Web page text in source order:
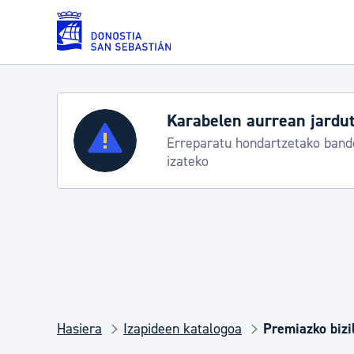
Eduki nagusira joan
Zerbitzuak
Errolda eta gai pertsonalak
protokoloa
egoeraren berri
Aste
Trafiko
Hasiera Izapideen katalogoa Premiazko